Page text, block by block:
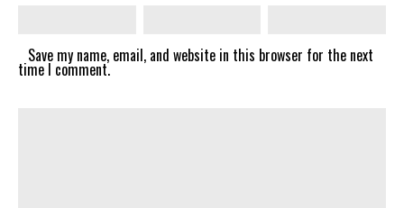
Save my name, email, and website in this browser for the next
time I comment.